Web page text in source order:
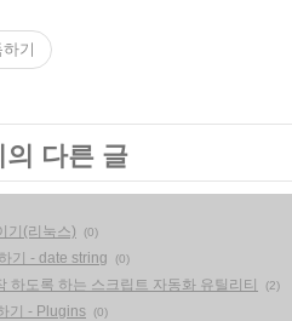
기
다른 글
기(리눅스) (0)
기 - date string (0)
하도록 하는 스크립트 자동화 유틸리티 (2)
기 - Plugins (0)